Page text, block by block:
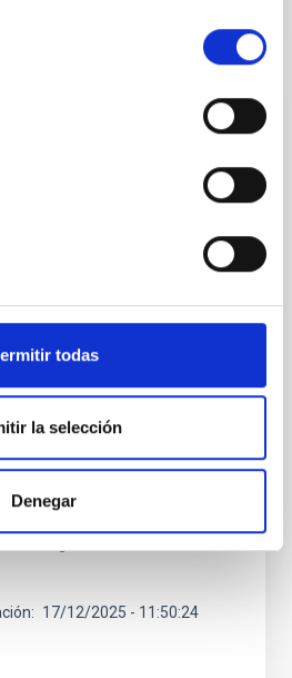
todas
la selección
Denegar
el Sistema Solar y
de las Vocaciones
Profesional, Actividad Física y
proyecto de innovación
PETeR: Investigando el
dirigida a centros de
Obligatoria y Bachillerato del
17/12/2025 - 11:50:24